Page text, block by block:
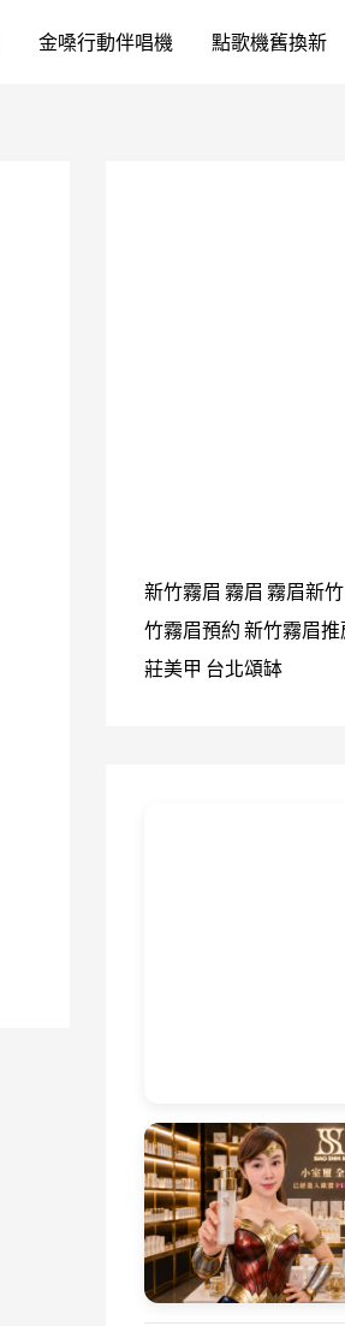
金嗓行動伴唱機 點歌機舊換新
新竹霧眉 霧眉 霧眉新竹
竹霧眉預約 新竹霧眉推
莊美甲 台北頌缽